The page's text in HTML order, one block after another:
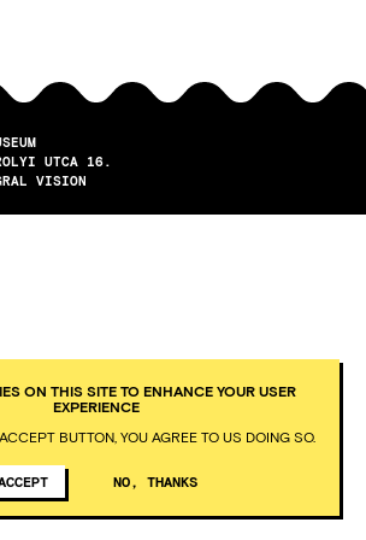
UTCA 16.
VISION
ON THIS SITE TO ENHANCE YOUR USER
EXPERIENCE
BUTTON, YOU AGREE TO US DOING SO.
NO, THANKS